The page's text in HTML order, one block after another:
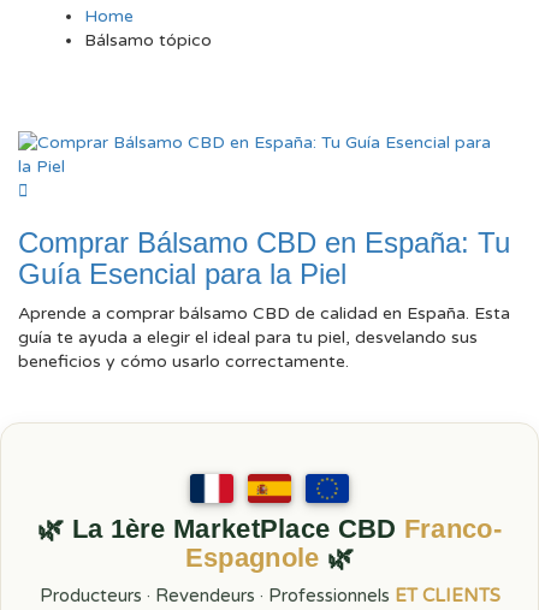
Home
Bálsamo tópico
Comprar Bálsamo CBD en España: Tu
Guía Esencial para la Piel
Aprende a comprar bálsamo CBD de calidad en España. Esta
guía te ayuda a elegir el ideal para tu piel, desvelando sus
beneficios y cómo usarlo correctamente.
🌿 La 1ère MarketPlace CBD Franco-
Espagnole 🌿
Producteurs · Revendeurs · Professionnels ET CLIENTS